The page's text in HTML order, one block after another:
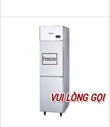
VUI LÒNG GỌI